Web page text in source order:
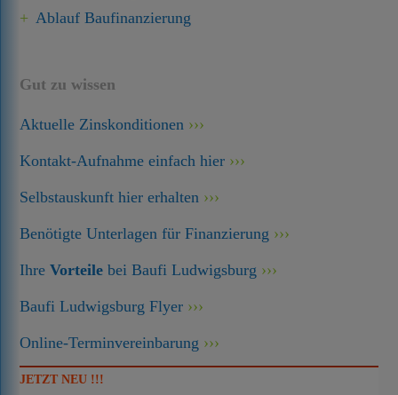
Ablauf Baufinanzierung
Gut zu wissen
Aktuelle Zinskonditionen
Kontakt-Aufnahme einfach hier
Selbstauskunft hier erhalten
Benötigte Unterlagen für Finanzierung
IhreVorteile bei Baufi Ludwigsburg
Baufi Ludwigsburg Flyer
Online-Terminvereinbarung
JETZT NEU !!!